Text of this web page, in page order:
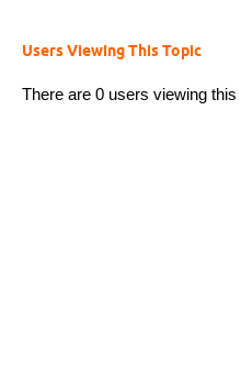
Users Viewing This Topic
There are 0 users viewing this